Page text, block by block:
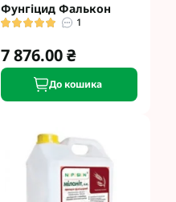
Фунгіцид Фалькон
1
7 876.00 ₴
До кошика